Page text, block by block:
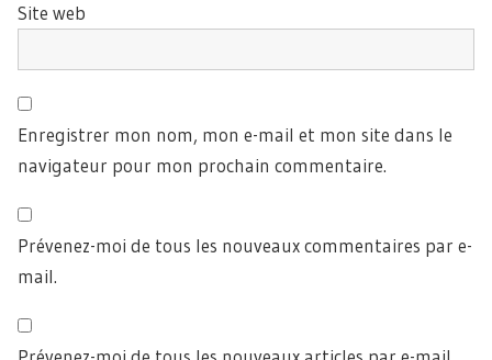
Site web
Enregistrer mon nom, mon e-mail et mon site dans le
navigateur pour mon prochain commentaire.
Prévenez-moi de tous les nouveaux commentaires par e-
mail.